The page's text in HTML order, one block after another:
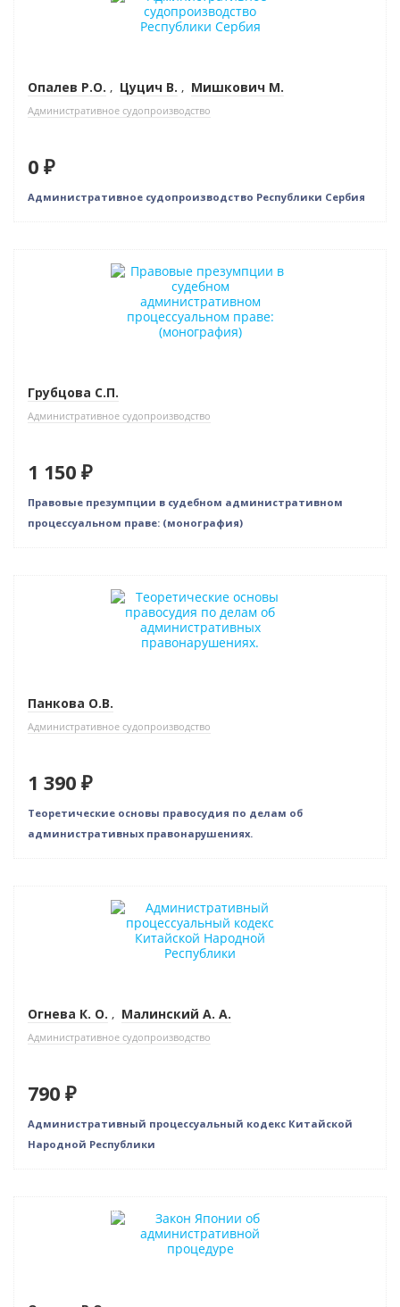
Опалев Р.О. , Цуцич В. , Мишкович М.
Административное судопроизводство
0 ₽
Административное судопроизводство Республики Сербия
Грубцова С.П.
Административное судопроизводство
1 150 ₽
Правовые презумпции в судебном административном
процессуальном праве: (монография)
Панкова О.В.
Административное судопроизводство
1 390 ₽
Теоретические основы правосудия по делам об
административных правонарушениях.
Огнева К. О. , Малинский А. А.
Административное судопроизводство
790 ₽
Административный процессуальный кодекс Китайской
Народной Республики
Нет в наличии